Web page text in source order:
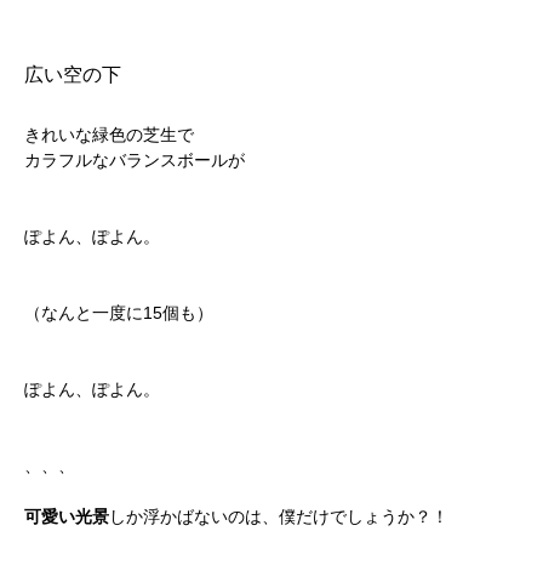
広い空の下
きれいな緑色の芝生で
カラフルなバランスボールが
ぽよん、ぽよん。
（なんと一度に15個も）
ぽよん、ぽよん。
可愛い光景しか浮かばないのは、僕だけでしょうか？！